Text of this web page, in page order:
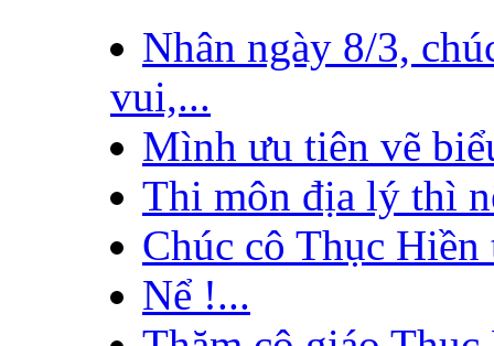
Nhân ngày 8/3,
vui,...
Mình ưu tiên vẽ
Thi môn địa lý thì
Chúc cô Thục
Nể !...